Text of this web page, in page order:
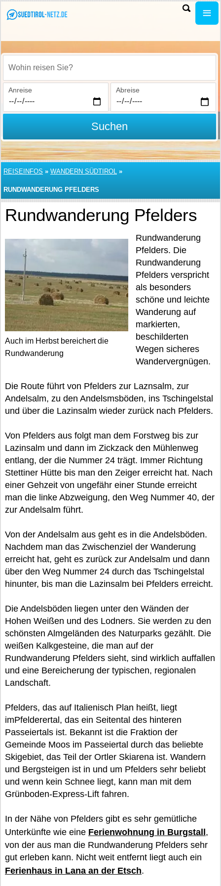
Wohin reisen Sie?
Anreise Abreise
Suchen
REISEINFOS » WANDERN SÜDTIROL »
RUNDWANDERUNG PFELDERS
Rundwanderung Pfelders
Auch im Herbst bereichert die
Rundwanderung
Rundwanderung
Pfelders. Die
Rundwanderung
Pfelders verspricht
als besonders
schöne und leichte
Wanderung auf
markierten,
beschilderten
Wegen sicheres
Wandervergnügen.
Die Route führt von Pfelders zur Laznsalm, zur
Andelsalm, zu den Andelsmsböden, ins Tschingelstal
und über die Lazinsalm wieder zurück nach Pfelders.
Von Pfelders aus folgt man dem Forstweg bis zur
Lazinsalm und dann im Zickzack den Mühlenweg
entlang, der die Nummer 24 trägt. Immer Richtung
Stettiner Hütte bis man den Zeiger erreicht hat. Nach
einer Gehzeit von ungefähr einer Stunde erreicht
man die linke Abzweigung, den Weg Nummer 40, der
zur Andelsalm führt.
Von der Andelsalm aus geht es in die Andelsböden.
Nachdem man das Zwischenziel der Wanderung
erreicht hat, geht es zurück zur Andelsalm und dann
über den Weg Nummer 24 durch das Tschingelstal
hinunter, bis man die Lazinsalm bei Pfelders erreicht.
Die Andelsböden liegen unter den Wänden der
Hohen Weißen und des Lodners. Sie werden zu den
schönsten Almgeländen des Naturparks gezählt. Die
weißen Kalkgesteine, die man auf der
Rundwanderung Pfelders sieht, sind wirklich auffallen
und eine Bereicherung der typischen, regionalen
Landschaft.
Pfelders, das auf Italienisch Plan heißt, liegt
imPfelderertal, das ein Seitental des hinteren
Passeiertals ist. Bekannt ist die Fraktion der
Gemeinde Moos im Passeiertal durch das beliebte
Skigebiet, das Teil der Ortler Skiarena ist. Wandern
und Bergsteigen ist in und um Pfelders sehr beliebt
und wenn kein Schnee liegt, kann man mit dem
Grünboden-Express-Lift fahren.
In der Nähe von Pfelders gibt es sehr gemütliche
Unterkünfte wie eine Ferienwohnung in Burgstall ,
von der aus man die Rundwanderung Pfelders sehr
gut erleben kann. Nicht weit entfernt liegt auch ein
Ferienhaus in Lana an der Etsch.